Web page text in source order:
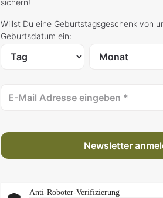
sichern!
Willst Du eine Geburtstagsgeschenk von
Geburtsdatum ein:
Newsletter
Anti-Roboter-Verifizierung